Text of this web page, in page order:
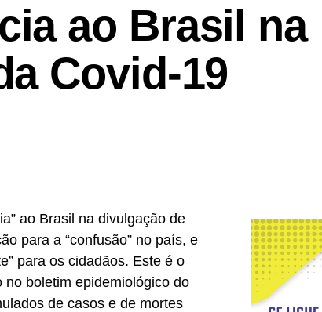
ao Brasil na
Covid-19
ao Brasil na divulgação de
para a “confusão” no país, e
para os cidadãos. Este é o
boletim epidemiológico do
de casos e de mortes